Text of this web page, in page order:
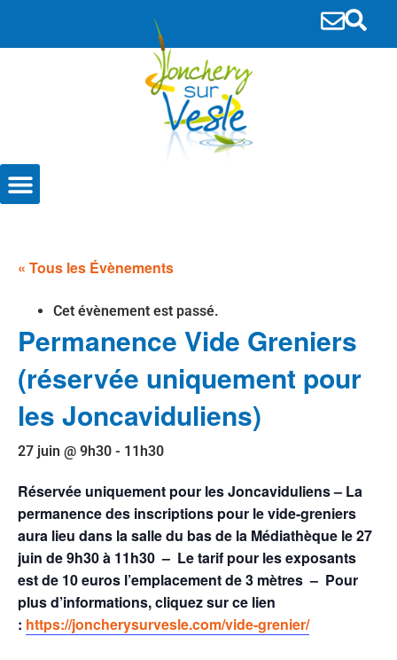
« Tous les Évènements
Cet évènement est passé.
Permanence Vide Greniers
(réservée uniquement pour
les Joncaviduliens)
27 juin @ 9h30 - 11h30
Réservée uniquement pour les Joncaviduliens – La
permanence des inscriptions pour le vide-greniers
aura lieu dans la salle du bas de la Médiathèque le 27
juin de 9h30 à 11h30 – Le tarif pour les exposants
est de 10 euros l’emplacement de 3 mètres – Pour
plus d’informations, cliquez sur ce lien
: https://joncherysurvesle.com/vide-grenier/